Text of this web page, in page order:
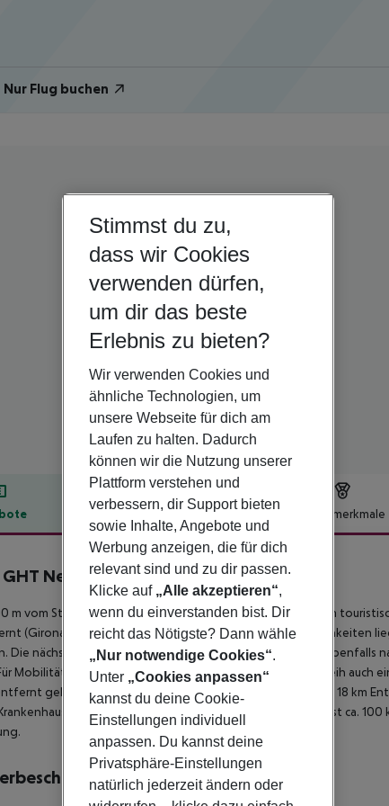
Nur Flug buchen
Hotelbeschreibung Hotelmerkmale
Neptuno
3
m vom Strand entfernt liegt das Hotel GHT Neptuno. Zum
(Girona ca. 45 km, Barcelona ca. 100 km). Einkaufsmöglichkeiten
Die nächstgelegenen Bars und Restaurants erreichen Sie ebenfalls
Mobilität im Urlaub sorgen neben einem Mietwagen-Verleih auch
gelegene Orte lassen sich über den Bahnhof in rund 18 km
in etwa 15 km Entfernung. Der Flughafen (BCN) ist ca.
Stimmst du zu,
dass wir Cookies
verwenden dürfen,
um dir das beste
Erlebnis zu bieten?
Wir verwenden Cookies und
ähnliche Technologien, um
unsere Webseite für dich am
Laufen zu halten. Dadurch
können wir die Nutzung unserer
Plattform verstehen und
verbessern, dir Support bieten
sowie Inhalte, Angebote und
Werbung anzeigen, die für dich
relevant sind und zu dir passen.
Klicke auf „Alle akzeptieren“,
wenn du einverstanden bist. Dir
reicht das Nötigste? Dann wähle
„Nur notwendige Cookies“.
Unter „Cookies anpassen“
kannst du deine Cookie-
Einstellungen individuell
anpassen. Du kannst deine
Privatsphäre-Einstellungen
natürlich jederzeit ändern oder